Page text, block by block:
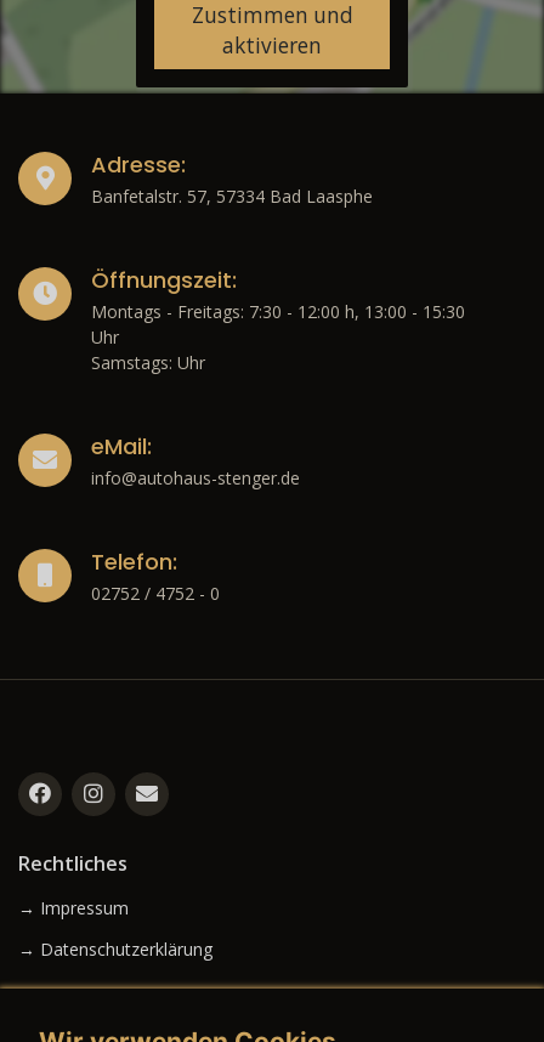
Zustimmen und
aktivieren
Adresse:
Banfetalstr. 57, 57334 Bad Laasphe
Öffnungszeit:
Montags - Freitags: 7:30 - 12:00 h, 13:00 - 15:30
Uhr
Samstags: Uhr
eMail:
info@autohaus-stenger.de
Telefon:
02752 / 4752 - 0
Rechtliches
→ Impressum
→ Datenschutzerklärung